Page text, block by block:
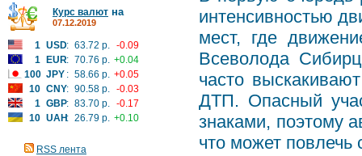
Курс валют на
07.12.2019
1 USD: 63.72 р. -0.09
1
EUR: 70.76 р. +0.04
100 JPY : 58.66 р. +0.05
10 CNY: 90.58 р. -0.03
1 GBP: 83.70 р. -0.17
10 UAH: 26.79 р. +0.10
RSS лента
интенсивностью
мест, где
Всеволода
часто
ДТП. Опасный
знаками, поэтому
что может повлечь